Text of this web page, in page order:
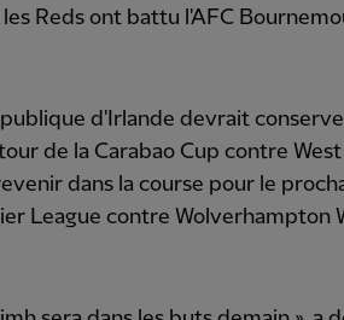
Reds ont battu l'AFC
d'Irlande devrait
de la Carabao Cup contre
dans la course pour le
League contre Wolverhampton